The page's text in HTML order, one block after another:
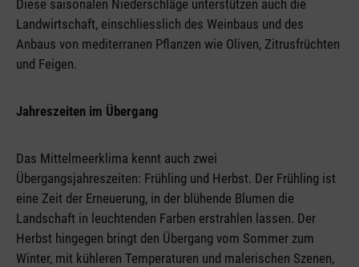
Diese saisonalen Niederschläge unterstützen auch die
Landwirtschaft, einschliesslich des Weinbaus und des
Anbaus von mediterranen Pflanzen wie Oliven, Zitrusfrüchten
und Feigen.
Jahreszeiten im Übergang
Das Mittelmeerklima kennt auch zwei
Übergangsjahreszeiten: Frühling und Herbst. Der Frühling ist
eine Zeit der Erneuerung, in der blühende Blumen die
Landschaft in leuchtenden Farben erstrahlen lassen. Der
Herbst hingegen bringt den Übergang vom Sommer zum
Winter, mit kühleren Temperaturen und malerischen Szenen,